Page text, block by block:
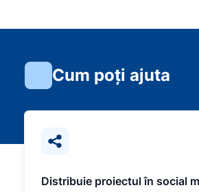
Cum poți ajuta
Distribuie proiectul în social